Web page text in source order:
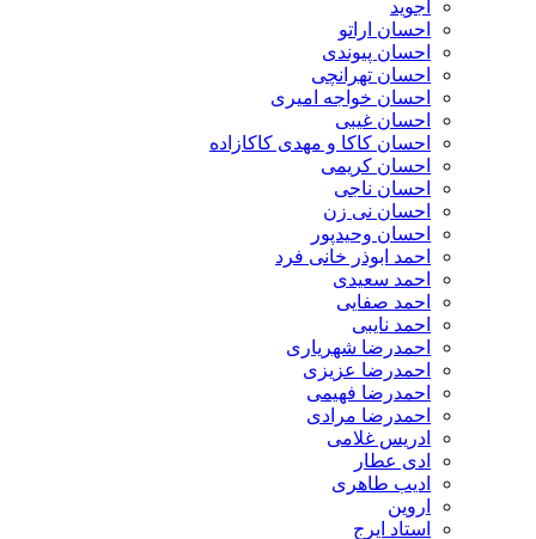
اجوید
احسان اراتو
احسان پیوندی
احسان تهرانچی
احسان خواجه امیری
احسان غیبی
احسان کاکا و مهدی کاکازاده
احسان کریمی
احسان ناجی
احسان نی زن
احسان وحیدپور
احمد ابوذر خانی فرد
احمد سعیدی
احمد صفایی
احمد نایبی
احمدرضا شهریاری
احمدرضا عزیزی
احمدرضا فهیمی
احمدرضا مرادی
ادریس غلامی
ادی عطار
ادیب طاهری
اروین
استاد ایرج